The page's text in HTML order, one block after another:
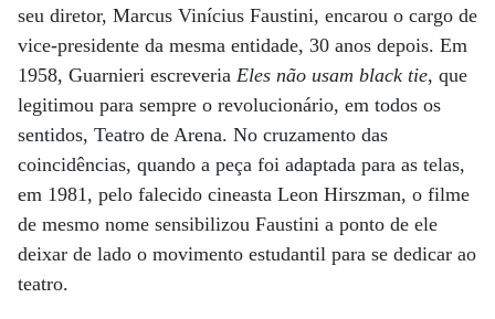
seu diretor, Marcus Vinícius Faustini, encarou o cargo de
vice-presidente da mesma entidade, 30 anos depois. Em
1958, Guarnieri escreveria Eles não usam black tie, que
legitimou para sempre o revolucionário, em todos os
sentidos, Teatro de Arena. No cruzamento das
coincidências, quando a peça foi adaptada para as telas,
em 1981, pelo falecido cineasta Leon Hirszman, o filme
de mesmo nome sensibilizou Faustini a ponto de ele
deixar de lado o movimento estudantil para se dedicar ao
teatro.